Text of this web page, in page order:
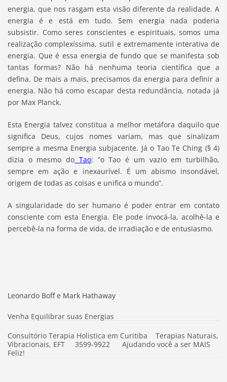
energia, que nos rasgam esta visão diferente da realidade. A
energia é e está em tudo. Sem energia nada poderia
subsistir. Como seres conscientes e espirituais, somos uma
realização complexíssima, sutil e extremamente interativa de
energia. Que é essa energia de fundo que se manifesta sob
tantas formas? Não há nenhuma teoria científica que a
defina. De mais a mais, precisamos da energia para definir a
energia. Não há como escapar desta redundância, notada já
por Max Planck.
Esta Energia talvez constitua a melhor metáfora daquilo que
significa Deus, cujos nomes variam, mas que sinalizam
sempre a mesma Energia subjacente. Já o Tao Te Ching (§ 4)
dizia o mesmo do Tao: ”o Tao é um vazio em turbilhão,
sempre em ação e inexaurível. É um abismo insondável,
origem de todas as coisas e unifica o mundo”.
A singularidade do ser humano é poder entrar em contato
consciente com esta Energia. Ele pode invocá-la, acolhê-la e
percebê-la na forma de vida, de irradiação e de entusiasmo.
Leonardo Boff e Mark Hathaway
Venha Equilibrar suas Energias
Consultório Terapia Holistica em Curitiba Terapias Naturais,
Vibracionais, EFT 3599-9922 Ajudando você a ser MAIS
Feliz!